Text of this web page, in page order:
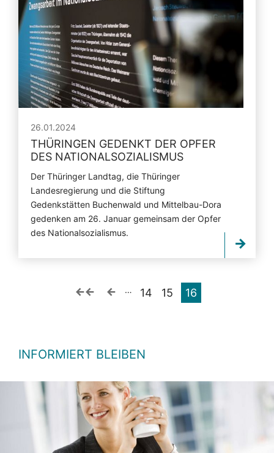
26.01.2024
THÜRINGEN GEDENKT DER OPFER
DES NATIONALSOZIALISMUS
Der Thüringer Landtag, die Thüringer
Landesregierung und die Stiftung
Gedenkstätten Buchenwald und Mittelbau-Dora
gedenken am 26. Januar gemeinsam der Opfer
des Nationalsozialismus.
… 14 15 16
INFORMIERT BLEIBEN